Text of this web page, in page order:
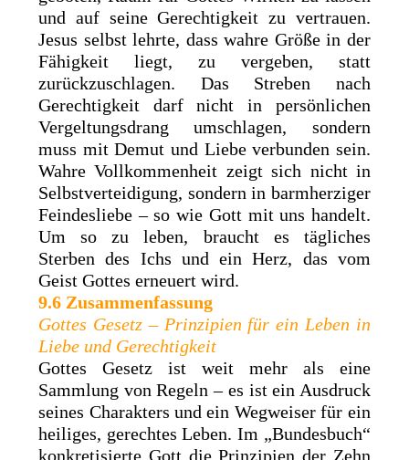
und auf seine Gerechtigkeit zu vertrauen.
Jesus selbst lehrte, dass wahre Größe in der
Fähigkeit liegt, zu vergeben, statt
zurückzuschlagen. Das Streben nach
Gerechtigkeit darf nicht in persönlichen
Vergeltungsdrang umschlagen, sondern
muss mit Demut und Liebe verbunden sein.
Wahre Vollkommenheit zeigt sich nicht in
Selbstverteidigung, sondern in barmherziger
Feindesliebe – so wie Gott mit uns handelt.
Um so zu leben, braucht es tägliches
Sterben des Ichs und ein Herz, das vom
Geist Gottes erneuert wird.
9.6 Zusammenfassung
Gottes Gesetz – Prinzipien für ein Leben in
Liebe und Gerechtigkeit
Gottes Gesetz ist weit mehr als eine
Sammlung von Regeln – es ist ein Ausdruck
seines Charakters und ein Wegweiser für ein
heiliges, gerechtes Leben. Im „Bundesbuch“
konkretisierte Gott die Prinzipien der Zehn